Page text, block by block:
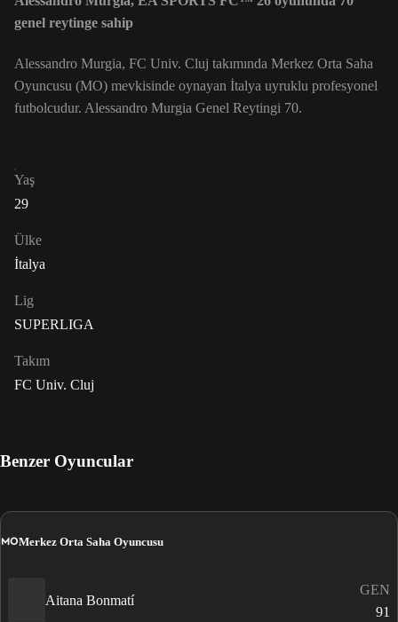
genel reytinge sahip
Alessandro Murgia, FC Univ. Cluj takımında Merkez Orta Saha
Oyuncusu (MO) mevkisinde oynayan İtalya uyruklu profesyonel
futbolcudur. Alessandro Murgia Genel Reytingi 70.
Yaş
29
Ülke
İtalya
Lig
SUPERLIGA
Takım
FC Univ. Cluj
Benzer Oyuncular
MOMerkez Orta Saha Oyuncusu
Aitana Bonmatí
GEN
91